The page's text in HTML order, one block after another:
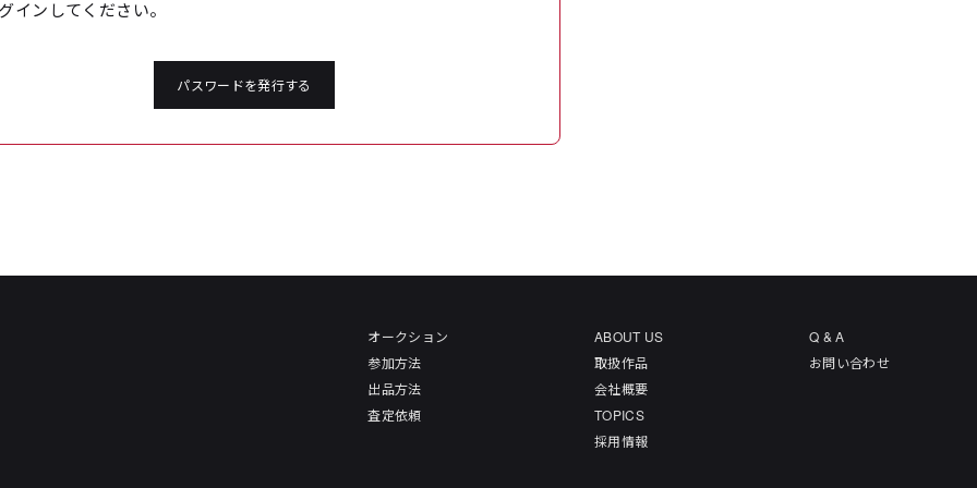
インしてください。
パスワードを発行する
オークション
参加方法
出品方法
査定依頼
ABOUT US
取扱作品
会社概要
TOPICS
採用情報
Q & A
お問い合わせ